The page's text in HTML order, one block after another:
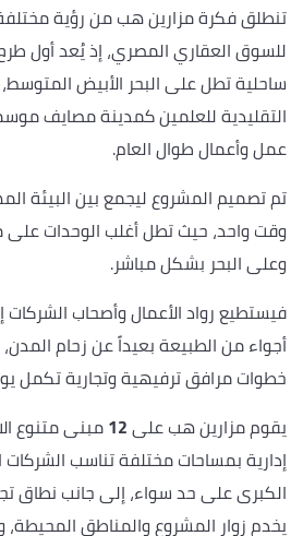
تنطلق فكرة مزارين هب من رؤية
للسوق العقاري المصري، إذ يُعد أول
ساحلية تطل على البحر الأبيض
التقليدية للعلمين كمدينة مصايف
عمل وأعمال طوال العام.
تم تصميم المشروع ليجمع بين البيئة
وقت واحد، حيث تطل أغلب الوحدات
وعلى البحر بشكل مباشر.
فيستطيع رواد الأعمال وأصحاب
أجواء من الطبيعة بعيداً عن زحام
خطوات مرافق ترفيهية وتجارية تكمل
يقوم مزارين هب على12مبنى متنوع
إدارية بمساحات مختلفة تناسب الشركات
الكبرى على حد سواء، إلى جانب نطاق
يخدم زوار المشروع والمناطق